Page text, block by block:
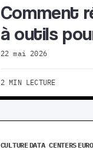
Comment
à outils
22 mai 2026
2 MIN LECTURE
CULTUREDATA CENTERS